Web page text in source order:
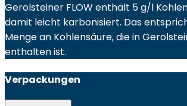
Gerolsteiner FLOW enthält 5 g/l
damit leicht karbonisiert. Das
Menge an Kohlensäure, die in
enthalten ist.
Verpackungen